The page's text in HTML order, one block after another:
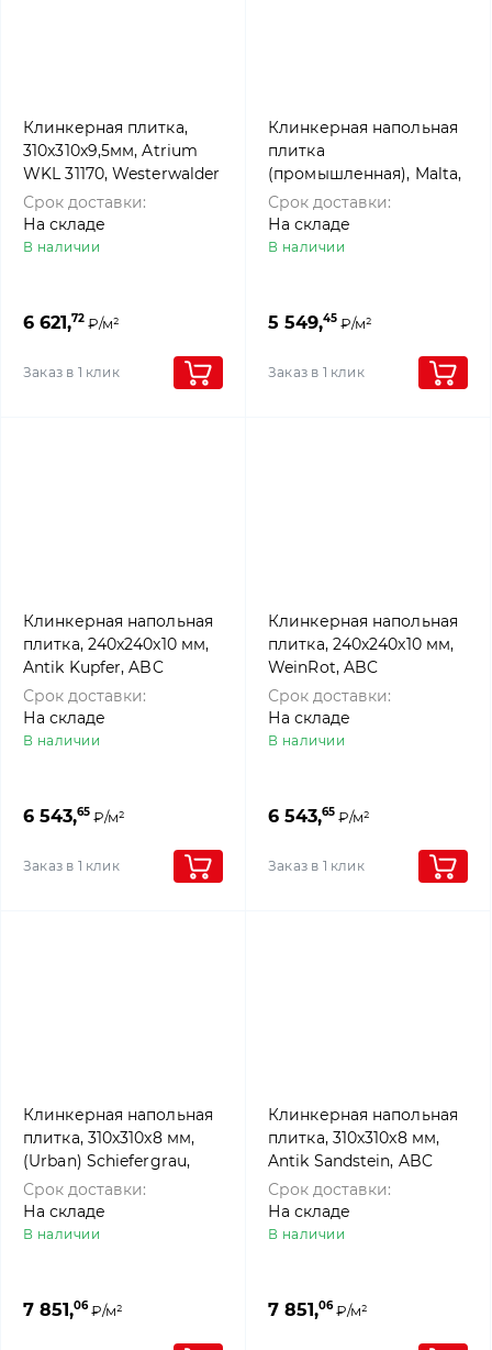
Клинкерная плитка,
310x310x9,5мм, Atrium
WKL 31170, Westerwalder
klinker
Срок доставки:
На складе
В наличии
6 621,72 ₽/м²
Заказ в 1 клик
Клинкерная напольная
плитка
(промышленная), Malta,
ABC Klinkergruppe
Срок доставки:
На складе
В наличии
5 549,45 ₽/м²
Заказ в 1 клик
Клинкерная напольная
плитка, 240x240x10 мм,
Antik Kupfer, ABC
Klinkergruppe
Срок доставки:
На складе
В наличии
6 543,65 ₽/м²
Заказ в 1 клик
Клинкерная напольная
плитка, 240x240x10 мм,
WeinRot, ABC
Klinkergruppe
Срок доставки:
На складе
В наличии
6 543,65 ₽/м²
Заказ в 1 клик
Клинкерная напольная
плитка, 310x310x8 мм,
(Urban) Schiefergrau,
ABC Klinkergruppe
Срок доставки:
На складе
В наличии
7 851,06₽/м²
Клинкерная напольная
плитка, 310х310x8 мм,
Antik Sandstein, ABC
Klinkergruppe
Срок доставки:
На складе
В наличии
7 851,06₽/м²